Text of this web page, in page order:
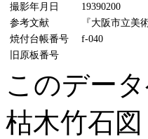
撮影年月日
19390200
参考文献
『大阪市立美
焼付台帳番号
f-040
旧原板番号
このデー
枯木竹石